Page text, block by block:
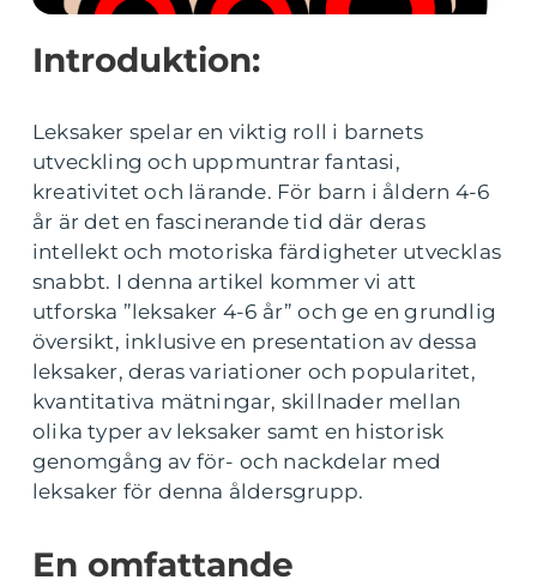
Introduktion:
Leksaker spelar en viktig roll i barnets
utveckling och uppmuntrar fantasi,
kreativitet och lärande. För barn i åldern 4-6
år är det en fascinerande tid där deras
intellekt och motoriska färdigheter utvecklas
snabbt. I denna artikel kommer vi att
utforska ”leksaker 4-6 år” och ge en grundlig
översikt, inklusive en presentation av dessa
leksaker, deras variationer och popularitet,
kvantitativa mätningar, skillnader mellan
olika typer av leksaker samt en historisk
genomgång av för- och nackdelar med
leksaker för denna åldersgrupp.
En omfattande